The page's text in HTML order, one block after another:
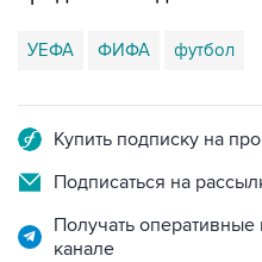
УЕФА ФИФА футбол
Купить подписку на
Подписаться на
Получать
канале